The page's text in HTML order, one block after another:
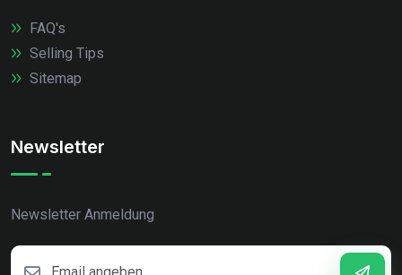
FAQ's
Selling Tips
Sitemap
Newsletter
Newsletter Anmeldung